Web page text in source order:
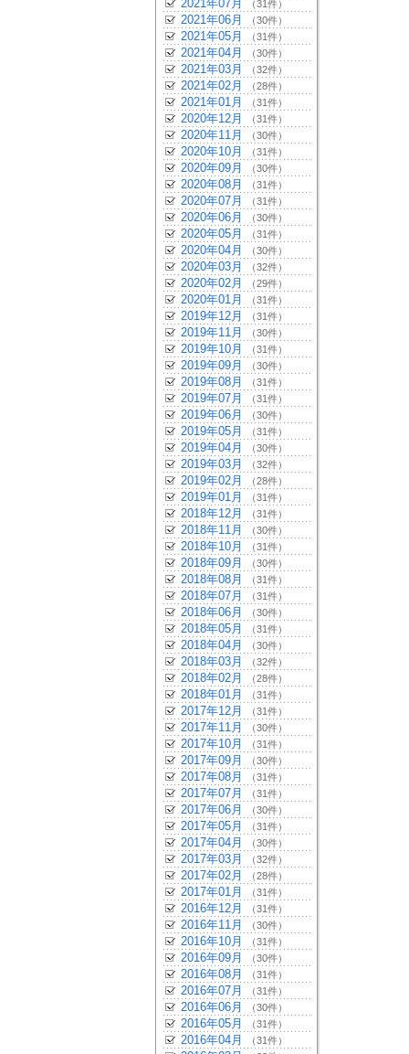
2021年07月 （31件）
2021年06月 （30件）
2021年05月 （31件）
2021年04月 （30件）
2021年03月 （32件）
2021年02月 （28件）
2021年01月 （31件）
2020年12月 （31件）
2020年11月 （30件）
2020年10月 （31件）
2020年09月 （30件）
2020年08月 （31件）
2020年07月 （31件）
2020年06月 （30件）
2020年05月 （31件）
2020年04月 （30件）
2020年03月 （32件）
2020年02月 （29件）
2020年01月 （31件）
2019年12月 （31件）
2019年11月 （30件）
2019年10月 （31件）
2019年09月 （30件）
2019年08月 （31件）
2019年07月 （31件）
2019年06月 （30件）
2019年05月 （31件）
2019年04月 （30件）
2019年03月 （32件）
2019年02月 （28件）
2019年01月 （31件）
2018年12月 （31件）
2018年11月 （30件）
2018年10月 （31件）
2018年09月 （30件）
2018年08月 （31件）
2018年07月 （31件）
2018年06月 （30件）
2018年05月 （31件）
2018年04月 （30件）
2018年03月 （32件）
2018年02月 （28件）
2018年01月 （31件）
2017年12月 （31件）
2017年11月 （30件）
2017年10月 （31件）
2017年09月 （30件）
2017年08月 （31件）
2017年07月 （31件）
2017年06月 （30件）
2017年05月 （31件）
2017年04月 （30件）
2017年03月 （32件）
2017年02月 （28件）
2017年01月 （31件）
2016年12月 （31件）
2016年11月 （30件）
2016年10月 （31件）
2016年09月 （30件）
2016年08月 （31件）
2016年07月 （31件）
2016年06月 （30件）
2016年05月 （31件）
2016年04月 （31件）